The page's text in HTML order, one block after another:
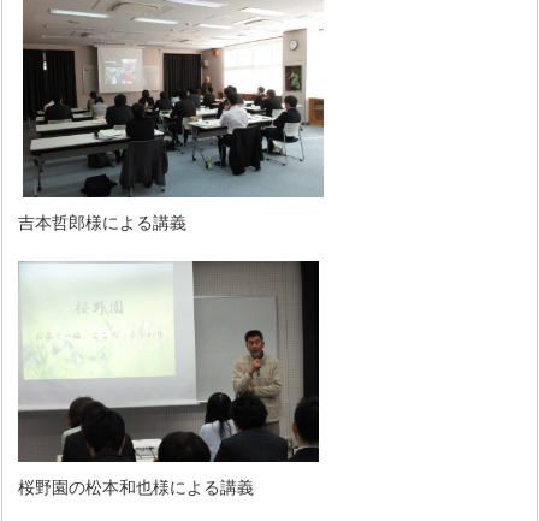
吉本哲郎様による講義
桜野園の松本和也様による講義